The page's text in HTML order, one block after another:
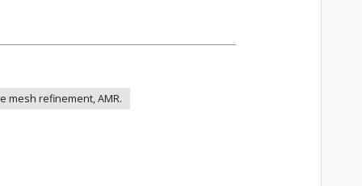
mesh refinement, AMR.